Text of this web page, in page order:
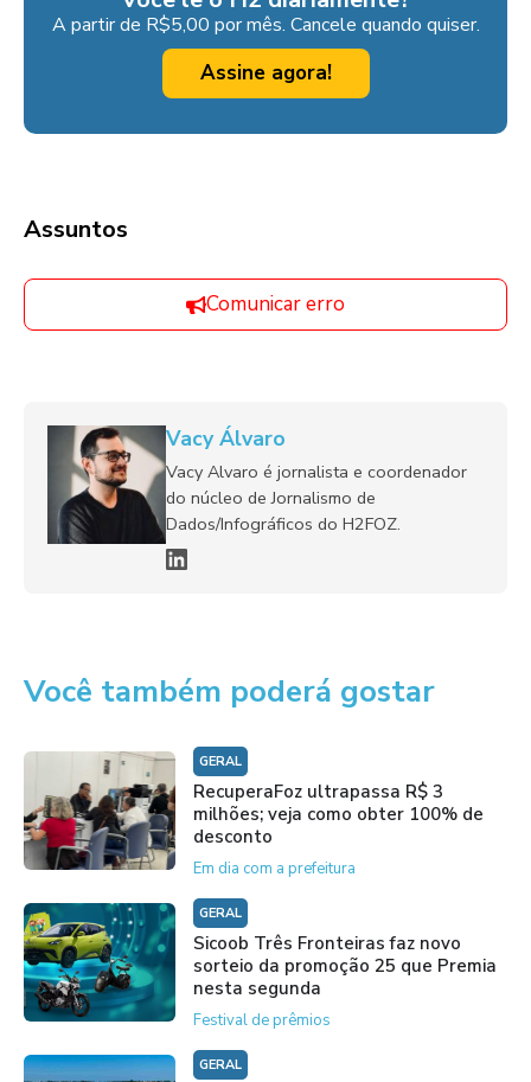
A partir de R$5,00 por mês. Cancele quando quiser.
Assine agora!
Assuntos
Comunicar erro
Vacy Álvaro
Vacy Alvaro é jornalista e coordenador
do núcleo de Jornalismo de
Dados/Infográficos do H2FOZ.
Você também poderá gostar
GERAL
RecuperaFoz ultrapassa R$ 3
milhões; veja como obter 100% de
desconto
Em dia com a prefeitura
GERAL
Sicoob Três Fronteiras faz novo
sorteio da promoção 25 que Premia
nesta segunda
Festival de prêmios
GERAL